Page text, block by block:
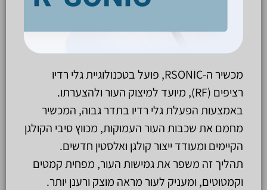
מכשיר ה-RSONIC, פועל בטכנולוגיית גלי רדיו
רציפים (RF), מיועד למיצוק העור ולהצערתו.
באמצעות הפעלת גלי רדיו בתדר גבוה, המכשיר
מחמם את שכבות העור העמוקות, מכווץ סיבי הקולגן
הקיימים ומעודד ייצור קולגן ואלסטין חדשים.
תהליך זה משפר את גמישות העור, מפחית קמטים
וקמטוטים, ומעניק לעור מראה מוצק ורענן יותר.